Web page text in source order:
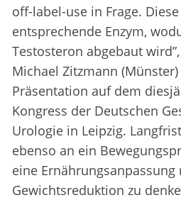
off-label-use in Frage.
entsprechende Enzym,
Testosteron abgebaut
Michael Zitzmann
Präsentation auf dem
Kongress der Deutschen
Urologie in Leipzig.
ebenso an ein
eine
Gewichtsreduktion zu